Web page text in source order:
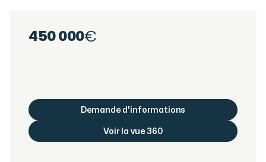
450 000€
Demande d'informations
Voir la vue 360